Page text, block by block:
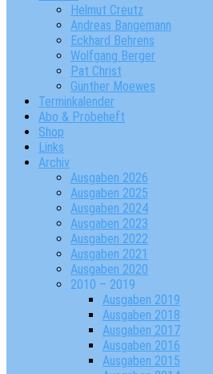
Helmut Creutz
Andreas Bangemann
Eckhard Behrens
Wolfgang Berger
Pat Christ
Günther Moewes
Terminkalender
Abo & Probeheft
Shop
Links
Archiv
Ausgaben 2026
Ausgaben 2025
Ausgaben 2024
Ausgaben 2023
Ausgaben 2022
Ausgaben 2021
Ausgaben 2020
2010 – 2019
Ausgaben 2019
Ausgaben 2018
Ausgaben 2017
Ausgaben 2016
Ausgaben 2015